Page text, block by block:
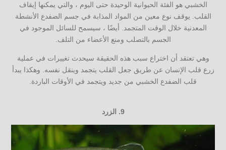
الخشبي هو الفئة الحيوانية الوحيدة حتى اليوم ، والتي يمكنها إيقاف
القلب. يوقف نوع معين من المواد المذابة في جسم الضفدع الأنشطة
المعدنية خلال الوقت المتجمد. أيضًا ، سيسمح للسائل الموجود في
الجسم بالتصلب ومنع الأعضاء من التلف.
وهي تعتقد أن اختراع سبب هذه الحقيقة سيحدث تغييرات في عملية
زرع قلب الإنسان عن طريق جعل القلب يتجمد وينقل نفسه. وهكذا يبدأ
قلب الضفدع الخشبي من جديد ويتجمد في الأوقات الباردة.
9. الزرد